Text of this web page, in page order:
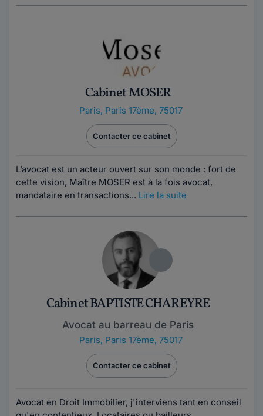
Cabinet MOSER
Paris, Paris 17ème, 75017
Contacter ce cabinet
L’avocat est un acteur ouvert sur son monde : fort de
cette vision, Maître MOSER est à la fois avocat,
mandataire en transactions... Lire la suite
Cabinet BAPTISTE CHAREYRE
Avocat au barreau de Paris
Paris, Paris 17ème, 75017
Contacter ce cabinet
Avocat en Droit Immobilier, j'interviens tant en conseil